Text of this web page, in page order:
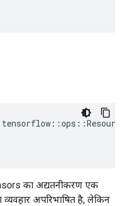
का अद्यतनीकरण एक
व्यवहार अपरिभाषित है, लेकिन